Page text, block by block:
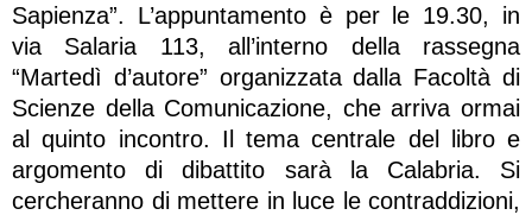
Sapienza”. L’appuntamento è per le 19.30, in
via Salaria 113, all’interno della rassegna
“Martedì d’autore” organizzata dalla Facoltà di
Scienze della Comunicazione, che arriva ormai
al quinto incontro. Il tema centrale del libro e
argomento di dibattito sarà la Calabria. Si
cercheranno di mettere in luce le contraddizioni,